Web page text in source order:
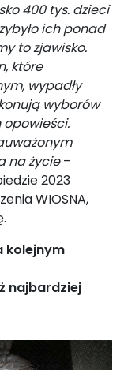
400 tys. dzieci
ich ponad
to zjawisko.
które
wypadły
wyborów
opowieści.
na życie–
2023
WIOSNA,
kolejnym
najbardziej